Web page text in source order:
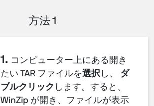
方法 1
1. コンピューター上にある開き
たい TAR ファイルを選択し、 ダ
ブルクリック します。すると、
WinZip が開き、ファイルが表示